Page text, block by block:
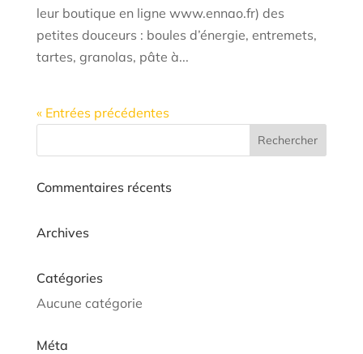
leur boutique en ligne www.ennao.fr) des
petites douceurs : boules d’énergie, entremets,
tartes, granolas, pâte à...
« Entrées précédentes
Commentaires récents
Archives
Catégories
Aucune catégorie
Méta